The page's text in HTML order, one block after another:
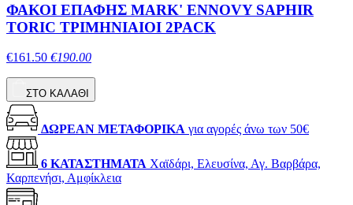
ΦΑΚΟΙ ΕΠΑΦΗΣ MARK' ENNOVY SAPHIR
TORIC ΤΡΙΜΗΝΙΑΙΟΙ 2PACK
€161.50 €190.00
ΣΤΟ ΚΑΛΑΘΙ
ΔΩΡΕΑΝ ΜΕΤΑΦΟΡΙΚΑ για αγορές άνω των 50€
6 ΚΑΤΑΣΤΗΜΑΤΑ Χαϊδάρι, Ελευσίνα, Αγ. Βαρβάρα,
Καρπενήσι, Αμφίκλεια